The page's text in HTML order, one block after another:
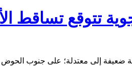
تتوقع تساقط